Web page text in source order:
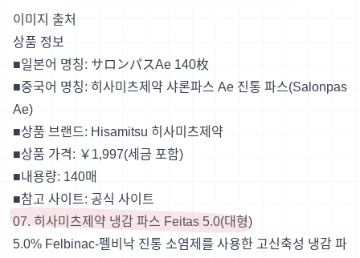
이미지 출처
상품 정보
■일본어 명칭: サロンパスAe 140枚
■중국어 명칭: 히사미츠제약 샤론파스 Ae 진통 파스(Salonpas
Ae)
■상품 브랜드: Hisamitsu 히사미츠제약
■상품 가격: ￥1,997(세금 포함)
■내용량: 140매
■참고 사이트: 공식 사이트
07. 히사미츠제약 냉감 파스 Feitas 5.0(대형)
5.0% Felbinac-펠비낙 진통 소염제를 사용한 고신축성 냉감 파